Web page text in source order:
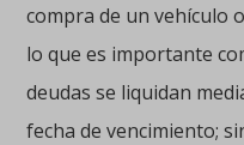
compra de un vehículo
lo que es importante
deudas se liquidan
fecha de vencimiento;